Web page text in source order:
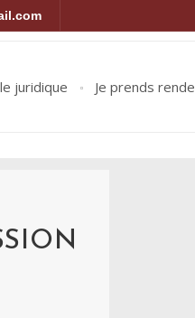
juridique Je prends